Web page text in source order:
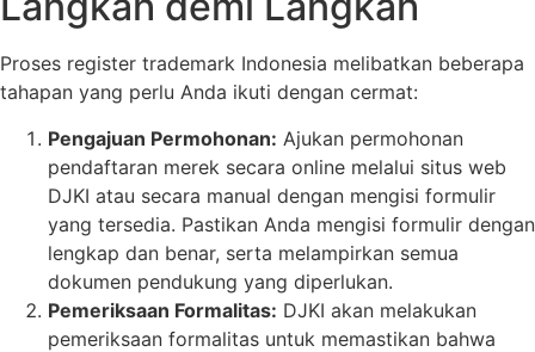
Proses register trademark Indonesia melibatkan beberapa
tahapan yang perlu Anda ikuti dengan cermat:
Pengajuan Permohonan: Ajukan permohonan
pendaftaran merek secara online melalui situs web
DJKI atau secara manual dengan mengisi formulir
yang tersedia. Pastikan Anda mengisi formulir dengan
lengkap dan benar, serta melampirkan semua
dokumen pendukung yang diperlukan.
Pemeriksaan Formalitas: DJKI akan melakukan
pemeriksaan formalitas untuk memastikan bahwa